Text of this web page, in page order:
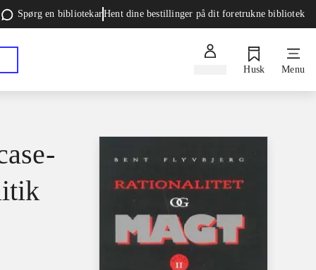
Spørg en bibliotekarHent dine bestillinger på dit foretrukne bibliotek
Husk Menu